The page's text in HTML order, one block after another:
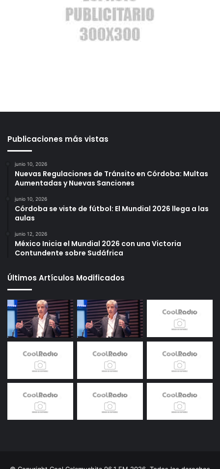
Publicaciones más vistas
junio 10, 2026
Nuevas Regulaciones de Tránsito en Córdoba: Multas
Aumentadas y Nuevas Sanciones
junio 10, 2026
Córdoba se viste de fútbol: El Mundial 2026 llega a las
aulas
junio 12, 2026
México Inicia el Mundial 2026 con una Victoria
Contundente sobre Sudáfrica
Últimos Artículos Modificados